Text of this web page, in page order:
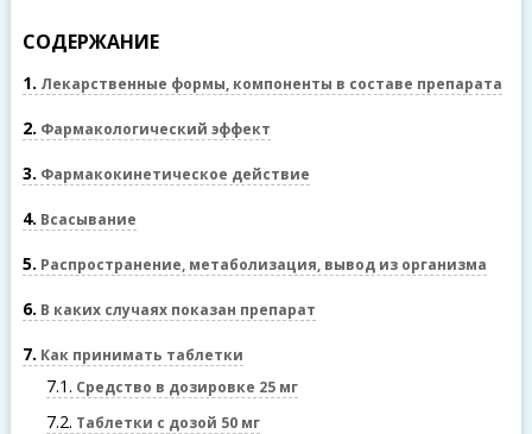
СОДЕРЖАНИЕ
1 Лекарственные формы, компоненты в составе препарата
2 Фармакологический эффект
3 Фармакокинетическое действие
4 Всасывание
5 Распространение, метаболизация, вывод из организма
6 В каких случаях показан препарат
7 Как принимать таблетки
7.1 Средство в дозировке 25 мг
7.2 Таблетки с дозой 50 мг